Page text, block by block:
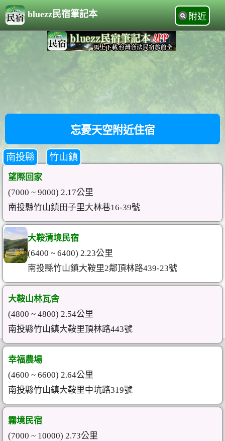
bluezz民宿筆記本 附近
忘憂天空附近住宿
南投縣 竹山鎮
望際回家
(7000 ~ 9000) 2.17公里
南投縣竹山鎮田子里大林巷16-39號
大鞍清境民宿
(6400 ~ 6400) 2.23公里
南投縣竹山鎮大鞍里2鄰頂林路439-23號
大鞍山林瓦舍
(4800 ~ 4800) 2.54公里
南投縣竹山鎮大鞍里頂林路443號
幸福農場
(4600 ~ 6600) 2.64公里
南投縣竹山鎮大鞍里中坑路319號
霧境民宿
(7000 ~ 10000) 2.73公里